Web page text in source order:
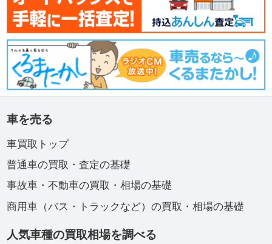
車を売る
車買取トップ
普通車の買取・査定の基礎
事故車・不動車の買取・相場の基礎
商用車（バス・トラックなど）の買取・相場の基礎
人気車種の買取相場を調べる